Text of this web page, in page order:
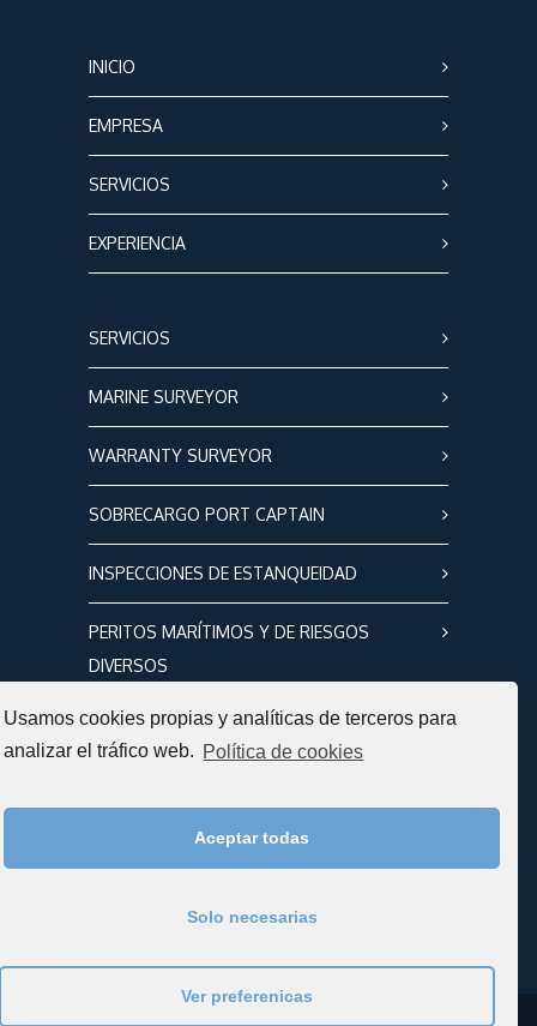
Usamos cookies propias y analíticas de terceros para
analizar el tráfico web. Política de cookies
Aceptar todas
Solo necesarias
Ver preferenicas
INICIO
EMPRESA
SERVICIOS
EXPERIENCIA
SERVICIOS
MARINE SURVEYOR
WARRANTY SURVEYOR
SOBRECARGO PORT CAPTAIN
INSPECCIONES DE ESTANQUEIDAD
PERITOS MARÍTIMOS Y DE RIESGOS
DIVERSOS
CONTACTO
C/ Antonio López, 62, entresuelo
C.P. 39009 Santander, Cantabria
+34 676 303 698